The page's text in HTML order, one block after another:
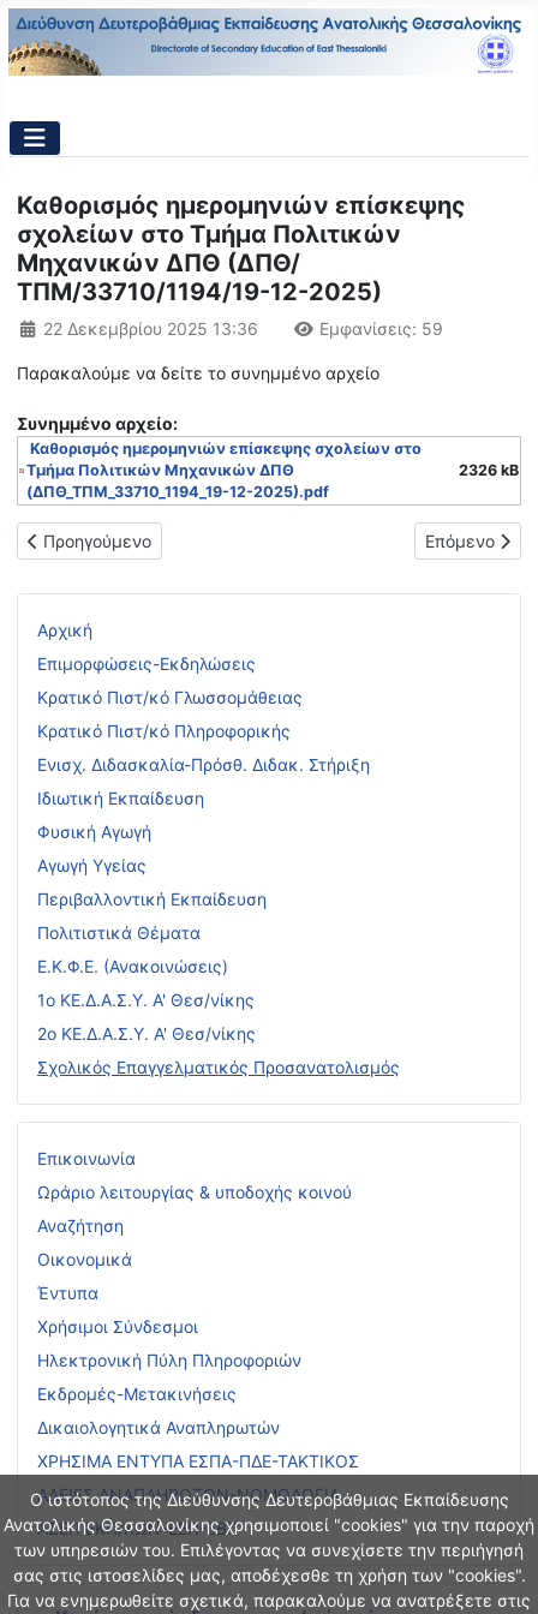
Ο ιστότοπος της Διεύθυνσης Δευτεροβάθμιας Εκπαίδευσης
Ανατολικής Θεσσαλονίκης χρησιμοποιεί "cookies" για την παροχή
των υπηρεσιών του. Επιλέγοντας να συνεχίσετε την περιήγησή
σας στις ιστοσελίδες μας, αποδέχεσθε τη χρήση των "cookies".
Για να ενημερωθείτε σχετικά, παρακαλούμε να ανατρέξετε στις
Αρχική
Επιμορφώσεις-Εκδηλώσεις
Κρατικό Πιστ/κό Γλωσσομάθειας
Κρατικό Πιστ/κό Πληροφορικής
Ενισχ. Διδασκαλία-Πρόσθ. Διδακ. Στήριξη
Ιδιωτική Εκπαίδευση
Φυσική Αγωγή
Αγωγή Υγείας
Περιβαλλοντική Εκπαίδευση
Πολιτιστικά Θέματα
Ε.Κ.Φ.Ε. (Ανακοινώσεις)
1ο ΚΕ.Δ.Α.Σ.Υ. Α' Θεσ/νίκης
2ο ΚΕ.Δ.Α.Σ.Υ. Α' Θεσ/νίκης
Σχολικός Επαγγελματικός Προσανατολισμός
Επικοινωνία
Ωράριο λειτουργίας & υποδοχής κοινού
Αναζήτηση
Οικονομικά
Έντυπα
Χρήσιμοι Σύνδεσμοι
Ηλεκτρονική Πύλη Πληροφοριών
Εκδρομές-Μετακινήσεις
Δικαιολογητικά Αναπληρωτών
ΧΡΗΣΙΜΑ ΕΝΤΥΠΑ ΕΣΠΑ-ΠΔΕ-ΤΑΚΤΙΚΟΣ
ΑΔΕΙΕΣ ΑΝΑΠΛΗΡΩΤΩΝ-ΝΟΜΟΛΟΓΙΑ
ΑΣΕΠ ΕΚΠ/ΚΩΝ-ΕΕΠ-ΕΒΠ
Καθορισμός ημερομηνιών επίσκεψης
σχολείων στο Τμήμα Πολιτικών
Μηχανικών ΔΠΘ (ΔΠΘ/
ΤΠΜ/33710/1194/19-12-2025)
Λεπτομέρειες
22 Δεκεμβρίου 2025 13:36 Εμφανίσεις: 59
Παρακαλούμε να δείτε το συνημμένο αρχείο
Συνημμένo αρχείο:
Καθορισμός ημερομηνιών επίσκεψης σχολείων στο
Τμήμα Πολιτικών Μηχανικών ΔΠΘ
(ΔΠΘ_ΤΠΜ_33710_1194_19-12-2025).pdf
2326 kB
Προηγούμενο άρθρο: Πρόσκληση συμμετοχής σχολείων στην
Προηγούμενο Επόμενο
Επόμενο